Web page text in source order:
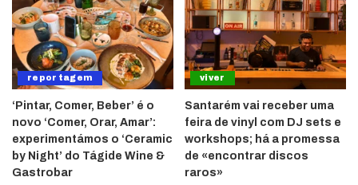
reportagem
‘Pintar, Comer, Beber’ é o
novo ‘Comer, Orar, Amar’:
experimentámos o ‘Ceramic
by Night’ do Tágide Wine &
Gastrobar
viver
Santarém vai receber uma
feira de vinyl com DJ sets e
workshops; há a promessa
de «encontrar discos
raros»